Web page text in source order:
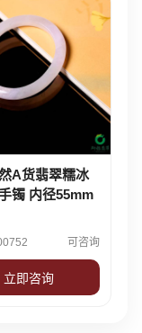
A货翡翠糯冰
镯 内径55mm
可咨询
立即咨询